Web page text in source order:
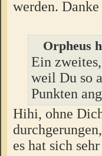
werden.
Orpheus
Ein
weil Du so
Punkten
Hihi, ohne
es hat sich